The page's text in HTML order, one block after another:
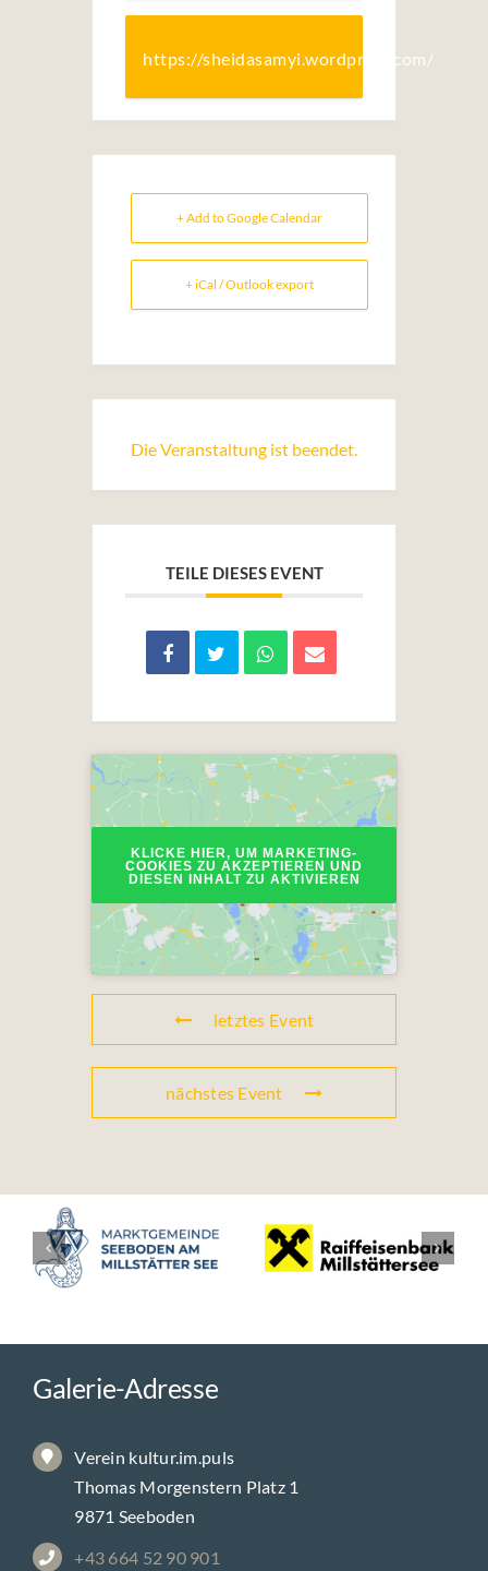
https://sheidasamyi.wordpress.com/
+ Add to Google Calendar
+ iCal / Outlook export
Die Veranstaltung ist beendet.
TEILE DIESES EVENT
KLICKE HIER, UM MARKETING-
COOKIES ZU AKZEPTIEREN UND
DIESEN INHALT ZU AKTIVIEREN
letztes Event
nächstes Event
Galerie-Adresse
Verein kultur.im.puls
Thomas Morgenstern Platz 1
9871 Seeboden
+43 664 52 90 901